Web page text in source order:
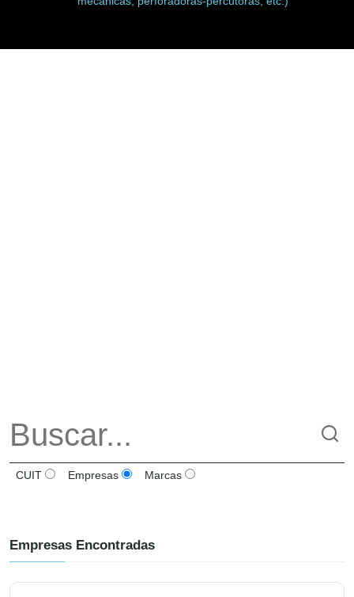
CUIT Empresas Marcas
Empresas Encontradas